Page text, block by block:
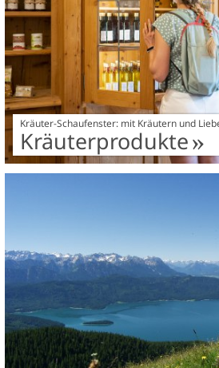
Kräuter-Schaufenster: mit Kräutern und
Kräuterprodukte